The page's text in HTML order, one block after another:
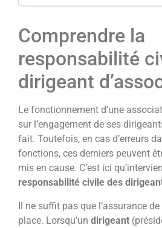
Comprendre la
responsabilité
dirigeant
Le fonctionnement d’une
sur l’engagement de ses
fait. Toutefois, en cas d’erreurs
fonctions, ces derniers peuvent
mis en cause. C’est ici
responsabilité civile des
Il ne suffit pas que l’assurance
place. Lorsqu’un dirigeant